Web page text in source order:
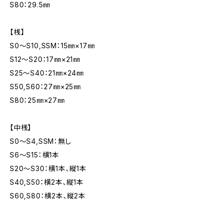
S80：29.5㎜
【桟】
S0～S10,SSM：15㎜×17㎜
S12～S20：17㎜×21㎜
S25～S40：21㎜×24㎜
S50,S60：27㎜×25㎜
S80：25㎜×27㎜
【中桟】
S0～S4,SSM：無し
S6～S15：横1本
S20～S30：横1本、縦1本
S40,S50：横2本、縦1本
S60,S80：横2本、縦2本